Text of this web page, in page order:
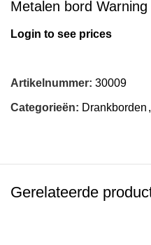
Metalen bord Warning
Login to see prices
Artikelnummer: 30009
Categorieën: Drankborden ,
Gerelateerde